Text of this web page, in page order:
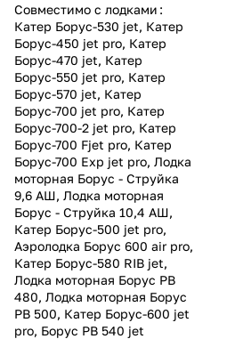
Совместимо с лодками :
Катер Борус-530 jet, Катер
Борус-450 jet pro, Катер
Борус-470 jet, Катер
Борус-550 jet pro, Катер
Борус-570 jet, Катер
Борус-700 jet pro, Катер
Борус-700-2 jet pro, Катер
Борус-700 Fjet pro, Катер
Борус-700 Exp jet pro, Лодка
моторная Борус - Струйка
9,6 АШ, Лодка моторная
Борус - Струйка 10,4 АШ,
Катер Борус-500 jet pro,
Аэролодка Борус 600 air pro,
Катер Борус-580 RIB jet,
Лодка моторная Борус РВ
480, Лодка моторная Борус
РВ 500, Катер Борус-600 jet
pro, Борус РВ 540 jet